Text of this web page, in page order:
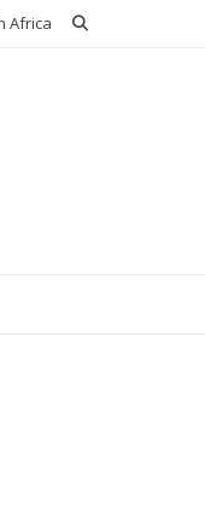
Africa